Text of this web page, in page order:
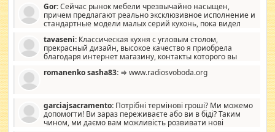
Gor:Сейчас рынок мебели чрезвычайно насыщен,
причем предлагают реально эксклюзивное исполнение и
стандартные модели малых серий кухонь, пока видел
стандартные формы, в MebelOk, креативненько и что главное -
со вкусом все в порядке, без ненужных наворотов удорожающих
мебель, а это не последний фактор.
tavaseni: Классическая кухня с угловым столом,
прекрасный дизайн, высокое качество я приобрела
благодаря интернет магазину, контакты которого вы
romanenko sasha83: ⇒ www.radiosvoboda.org
garciajsacramento: Потрібні термінові гроші? Ми можемо
допомогти! Ви зараз переживаєте або ви в біді? Таким
чином, ми даємо вам можливість розвивати нові